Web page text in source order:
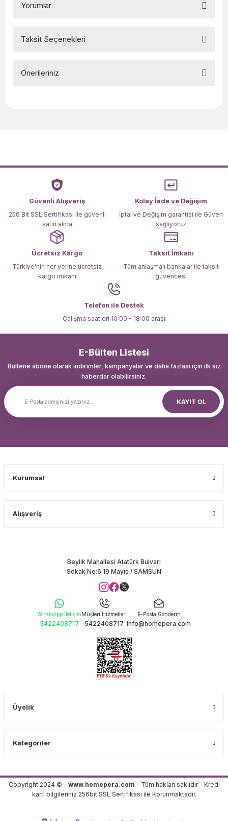
Yorumlar
Taksit Seçenekleri
Önerileriniz
Ürün açıklamasında eksik bilgiler bulunuyor.
Ürün bilgilerinde hatalar bulunuyor.
Ürün fiyatı diğer sitelerden daha pahalı.
Bu ürüne benzer farklı alternatifler olmalı.
Güvenli Alışveriş
256 Bit SSL Sertifikası ile güvenli
satın alma
Kolay İade ve Değişim
İptal ve Değişim garantisi ile Güven
sağlıyoruz
Ücretsiz Kargo
Türkiye'nin her yerine ücretsiz
kargo imkanı
Taksit İmkanı
Tüm anlaşmalı bankalar ile taksit
güvencesi
Telefon ile Destek
Çalışma saatleri 10:00 - 18:00 arası
E-Bülten Listesi
Bültene abone olarak indirimler, kampanyalar ve daha fazlası için ilk siz
haberdar olabilirsiniz.
KAYIT OL
Kurumsal
Alışveriş
Beylik Mahallesi Atatürk Bulvarı
Sokak No:6 19 Mayıs / SAMSUN
WhatsApp İletişim
5422408717
Müşteri Hizmetleri
5422408717
E-Posta Gönderin
info@homepera.com
Üyelik
Kategoriler
Copyright 2024 © - www.homepera.com - Tüm hakları saklıdır - Kredi
kartı bilgileriniz 256bit SSL Sertifikası ile Korunmaktadır.